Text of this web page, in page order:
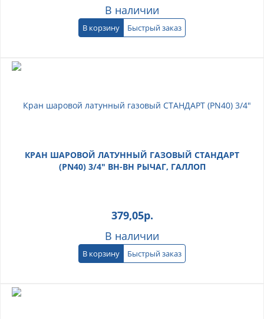
В наличии
В корзину Быстрый заказ
КРАН ШАРОВОЙ ЛАТУННЫЙ ГАЗОВЫЙ СТАНДАРТ
(PN40) 3/4" ВН-ВН РЫЧАГ, ГАЛЛОП
379,05р.
В наличии
В корзину Быстрый заказ